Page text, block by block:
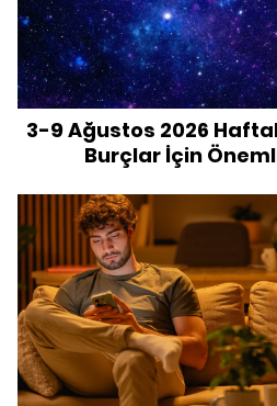
3-9 Ağustos 2026
Burçlar İçin